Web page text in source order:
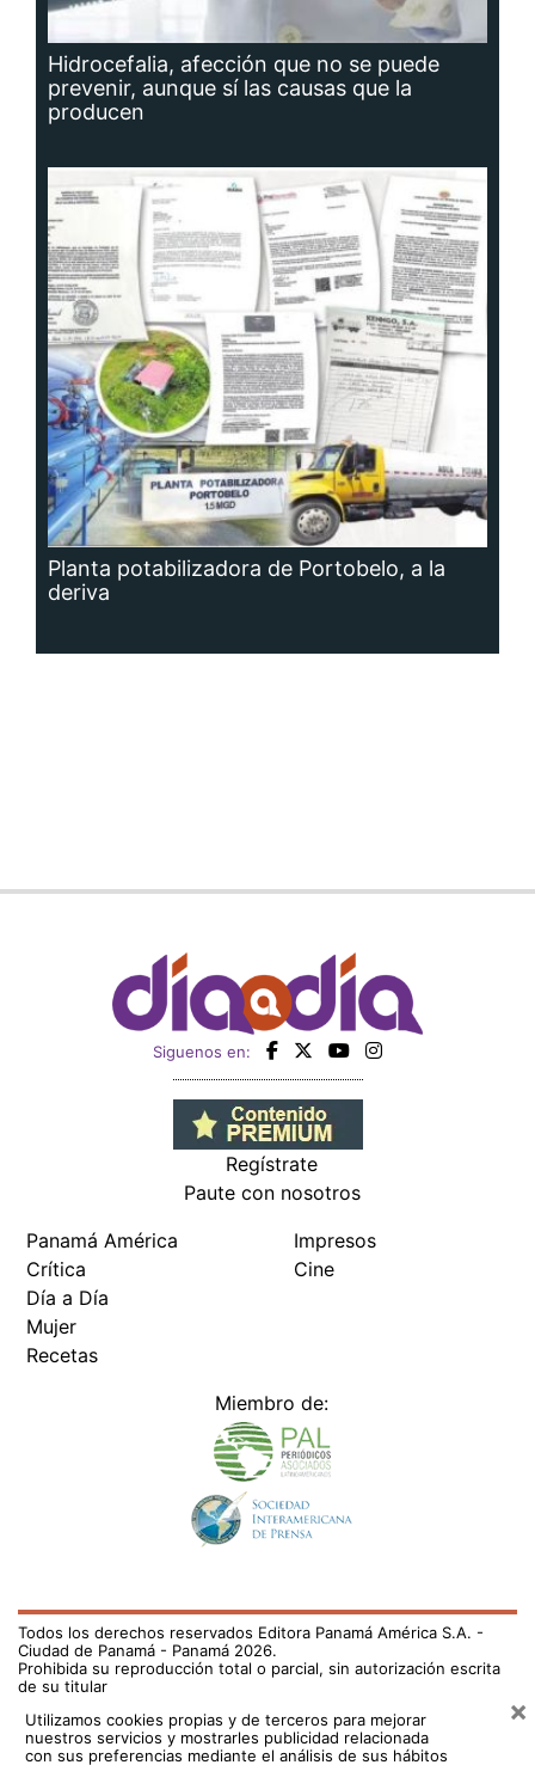
Hidrocefalia, afección que no se puede
prevenir, aunque sí las causas que la
producen
Planta potabilizadora de Portobelo, a la
deriva
Siguenos en:
Regístrate
Paute con nosotros
Panamá América
Crítica
Día a Día
Mujer
Recetas
Impresos
Cine
Miembro de:
Todos los derechos reservados Editora Panamá América S.A. -
Ciudad de Panamá - Panamá 2026.
Prohibida su reproducción total o parcial, sin autorización escrita
de su titular
Utilizamos cookies propias y de terceros para mejorar
nuestros servicios y mostrarles publicidad relacionada
con sus preferencias mediante el análisis de sus hábitos
×